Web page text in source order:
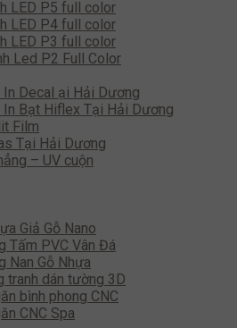
LED P5 full color
LED P4 full color
LED P3 full color
Led P2 Full Color
In Decal ại Hải Dương
In Bạt Hiflex Tại Hải Dương
Film
Tại Hải Dương
– UV cuộn
Giả Gỗ Nano
Tấm PVC Vân Đá
Nan Gỗ Nhựa
tranh dán tường 3D
bình phong CNC
CNC Spa